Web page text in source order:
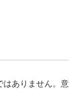
はありません。意